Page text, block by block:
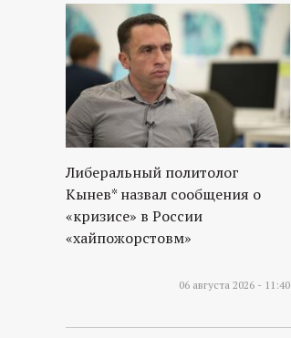
а
л
Либеральный политолог
Кынев* назвал сообщения о
«кризисе» в России
«хайпожорстовм»
06 августа 2026 - 11:40